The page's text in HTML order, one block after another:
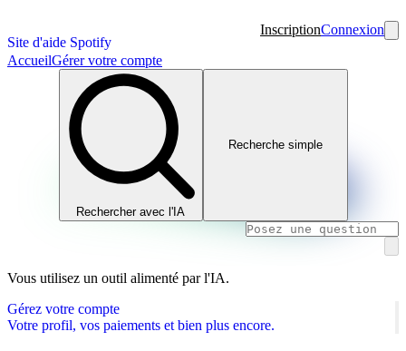
Site d'aide Spotify
InscriptionConnexion
AccueilGérer votre compte
Rechercher avec l'IA
Recherche simple
Vous utilisez un outil alimenté par l'IA.
Gérez votre compte
Votre profil, vos paiements et bien plus encore.